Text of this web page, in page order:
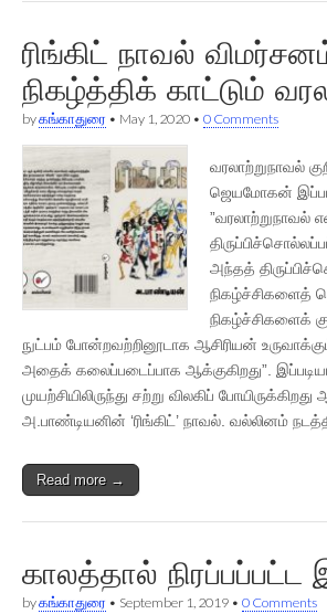
ரிங்கிட் நாவல்
நிகழ்த்திக் காட்டும்
byகங்காதுரை • May 1, 2020 • 0 Comments
வரலாற்றுநாவல்
ஜெயமோகன்
”வரலாற்றுநாவல்
அந்தத்
நிகழ்ச்சிகளைத்
நிகழ்ச்சிகளைக்
நுட்பம் போன்றவற்றினூடாக ஆசிரியன்
அதைக் கலைப்படைப்பாக ஆக்குகிறது”.
முயற்சியிலிருந்து சற்று விலகிப் போயிருக்கிறது
அ.பாண்டியனின் ‘ரிங்கிட்’ நாவல். வல்லினம்
Read more →
காலத்தால்
byகங்காதுரை • September 1, 2019 • 0 Comments